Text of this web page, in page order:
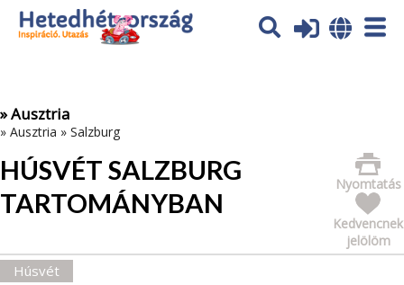
Az oldal sütiket (cookies) használ. További tájékoztatás itt:
Adatvédelmi tájékoztató
» Ausztria
» Ausztria » Salzburg
HÚSVÉT SALZBURG
TARTOMÁNYBAN
Nyomtatás
Kedvencnek
jelölöm
Húsvét